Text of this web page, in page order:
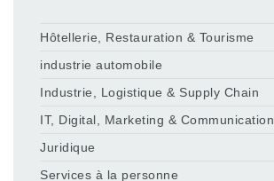
Hôtellerie, Restauration & Tourisme
industrie automobile
Industrie, Logistique & Supply Chain
IT, Digital, Marketing & Communication
Juridique
Services à la personne